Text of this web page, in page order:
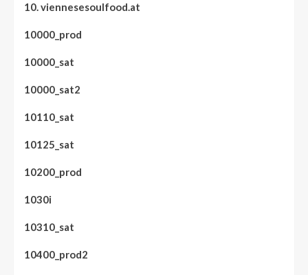
10. viennesesoulfood.at
10000_prod
10000_sat
10000_sat2
10110_sat
10125_sat
10200_prod
1030i
10310_sat
10400_prod2